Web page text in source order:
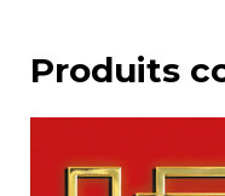
Produits